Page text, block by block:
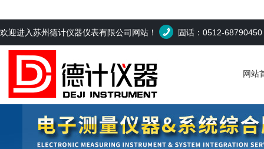
欢迎进入苏州德计仪器仪表有限公司网站！ 固话：0512-68790450
网站